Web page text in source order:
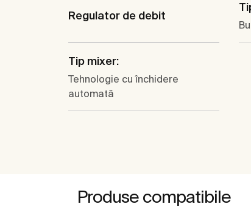
Regulator de debit
Tip mixer:
Tehnologie cu închidere
automată
Produse compatibile